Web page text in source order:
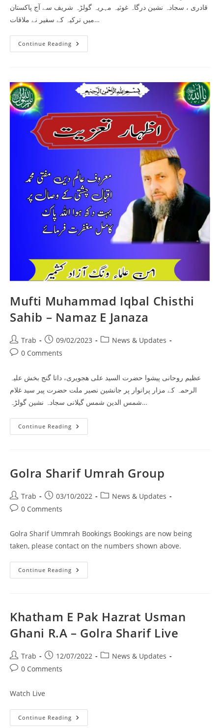
قادری ، سجادہ نشین درگاہ غوثیہ مہریہ گولڑہ شریف سے آج پاکستان
میں ترکیہ کے سفیر نے ملاقات…
Continue Reading Turkish
Ambassadors
Mufti Muhammad Iqbal Chisthi
Sahib – Namaz E Janaza
Post
author:
Trab
Post
published:
09/02/2023
PostNews & Updates
Post0 Comments
عظیم روحانی پیشوا حضرت السید علی ھجویری، داتا گنج بخش علیہ
الرحمہ کے مزار پرانوار پر جانشین نصیر ملت حضرت پیر سید غلام
شمس الدین شمس گیلانی سجادہ نشین گولڑہ…
Continue Reading Mufti
Muhammad
Namaz
E
Golra Sharif Umrah Group
Post
author:
Trab
Post
published:
03/10/2022
PostNews & Updates
Post0 Comments
Golra Sharif Ummrah Bookings Bookings are now being
taken, please contact on the numbers shown above.
Continue Reading Golra
Sharif
Khatham E Pak Hazrat Usman
Ghani R.A – Golra Sharif Live
Post
author:
Trab
Post
published:
12/07/2022
PostNews & Updates
Post0 Comments
Watch Live
Continue Reading Khatham
E